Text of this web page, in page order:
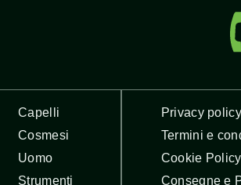
Capelli
Cosmesi
Uomo
Strumenti
Privacy policy
Termini e
Cookie Policy
Consegne e